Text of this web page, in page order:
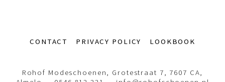
Footer-CONTACT PRIVACY POLICY LOOKBOOK
Rohof Modeschoenen, Grotestraat 7, 7607 CA,